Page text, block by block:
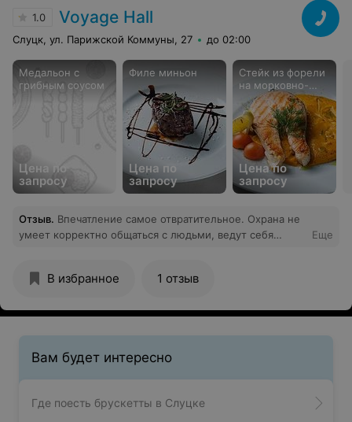
1.0 Voyage Hall
Слуцк, ул. Парижской Коммуны, 27 до 02:00
Медальон с
грибным соусом
Цена по
запросу
Филе миньон
Цена по
запросу
Стейк из форели
на морковно-
картофельном
смузи
Цена по
запросу
Отзыв. Впечатление самое отвратительное. Охрана не
умеет корректно общаться с людьми, ведут себя
уважения к отдыхающим
Еще
В избранное 1 отзыв
Вам будет интересно
Где поесть брускетты в Слуцке